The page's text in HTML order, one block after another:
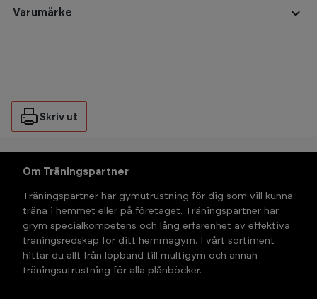
Varumärke
Skriv ut
Om Träningspartner
Träningspartner har gymutrustning för dig som vill kunna
träna i hemmet eller på företaget. Träningspartner har
grym specialkompetens och lång erfarenhet av effektiva
träningsredskap för ditt hemmagym. I vårt sortiment
hittar du allt från löpband till multigym och annan
träningsutrustning för alla plånböcker.